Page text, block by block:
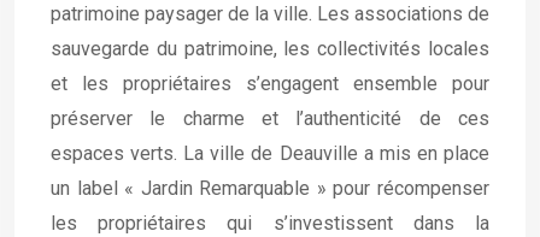
patrimoine paysager de la ville. Les associations de
sauvegarde du patrimoine, les collectivités locales
et les propriétaires s’engagent ensemble pour
préserver le charme et l’authenticité de ces
espaces verts. La ville de Deauville a mis en place
un label « Jardin Remarquable » pour récompenser
les propriétaires qui s’investissent dans la